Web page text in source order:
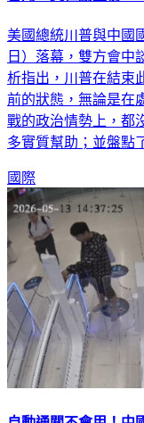
美國總統川普與中國
日）落幕，雙方會中
析指出，川普在結束
前的狀態，無論是在
戰的政治情勢上，都
國際